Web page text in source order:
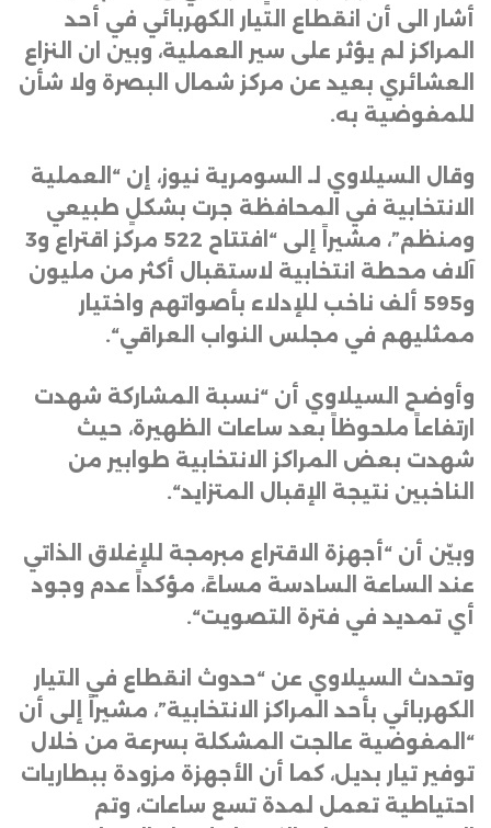
أشار الى أن انقطاع التيار الكهربائي في أحد
المراكز لم يؤثر على سير العملية، وبين ان النزاع
العشائري بعيد عن مركز شمال البصرة ولا شأن
للمفوضية به.
وقال السيلاوي لـ السومرية نيوز، إن “العملية
الانتخابية في المحافظة جرت بشكلٍ طبيعي
ومنظم”، مشيراً إلى “افتتاح 522 مركز اقتراع و3
آلاف محطة انتخابية لاستقبال أكثر من مليون
و595 ألف ناخب للإدلاء بأصواتهم واختيار
ممثليهم في مجلس النواب العراقي“.
وأوضح السيلاوي أن “نسبة المشاركة شهدت
ارتفاعاً ملحوظاً بعد ساعات الظهيرة، حيث
شهدت بعض المراكز الانتخابية طوابير من
الناخبين نتيجة الإقبال المتزايد“.
وبيّن أن “أجهزة الاقتراع مبرمجة للإغلاق الذاتي
عند الساعة السادسة مساءً، مؤكداً عدم وجود
أي تمديد في فترة التصويت“.
وتحدث السيلاوي عن “حدوث انقطاع في التيار
الكهربائي بأحد المراكز الانتخابية”، مشيراً إلى أن
“المفوضية عالجت المشكلة بسرعة من خلال
توفير تيار بديل، كما أن الأجهزة مزودة ببطاريات
احتياطية تعمل لمدة تسع ساعات، وتم